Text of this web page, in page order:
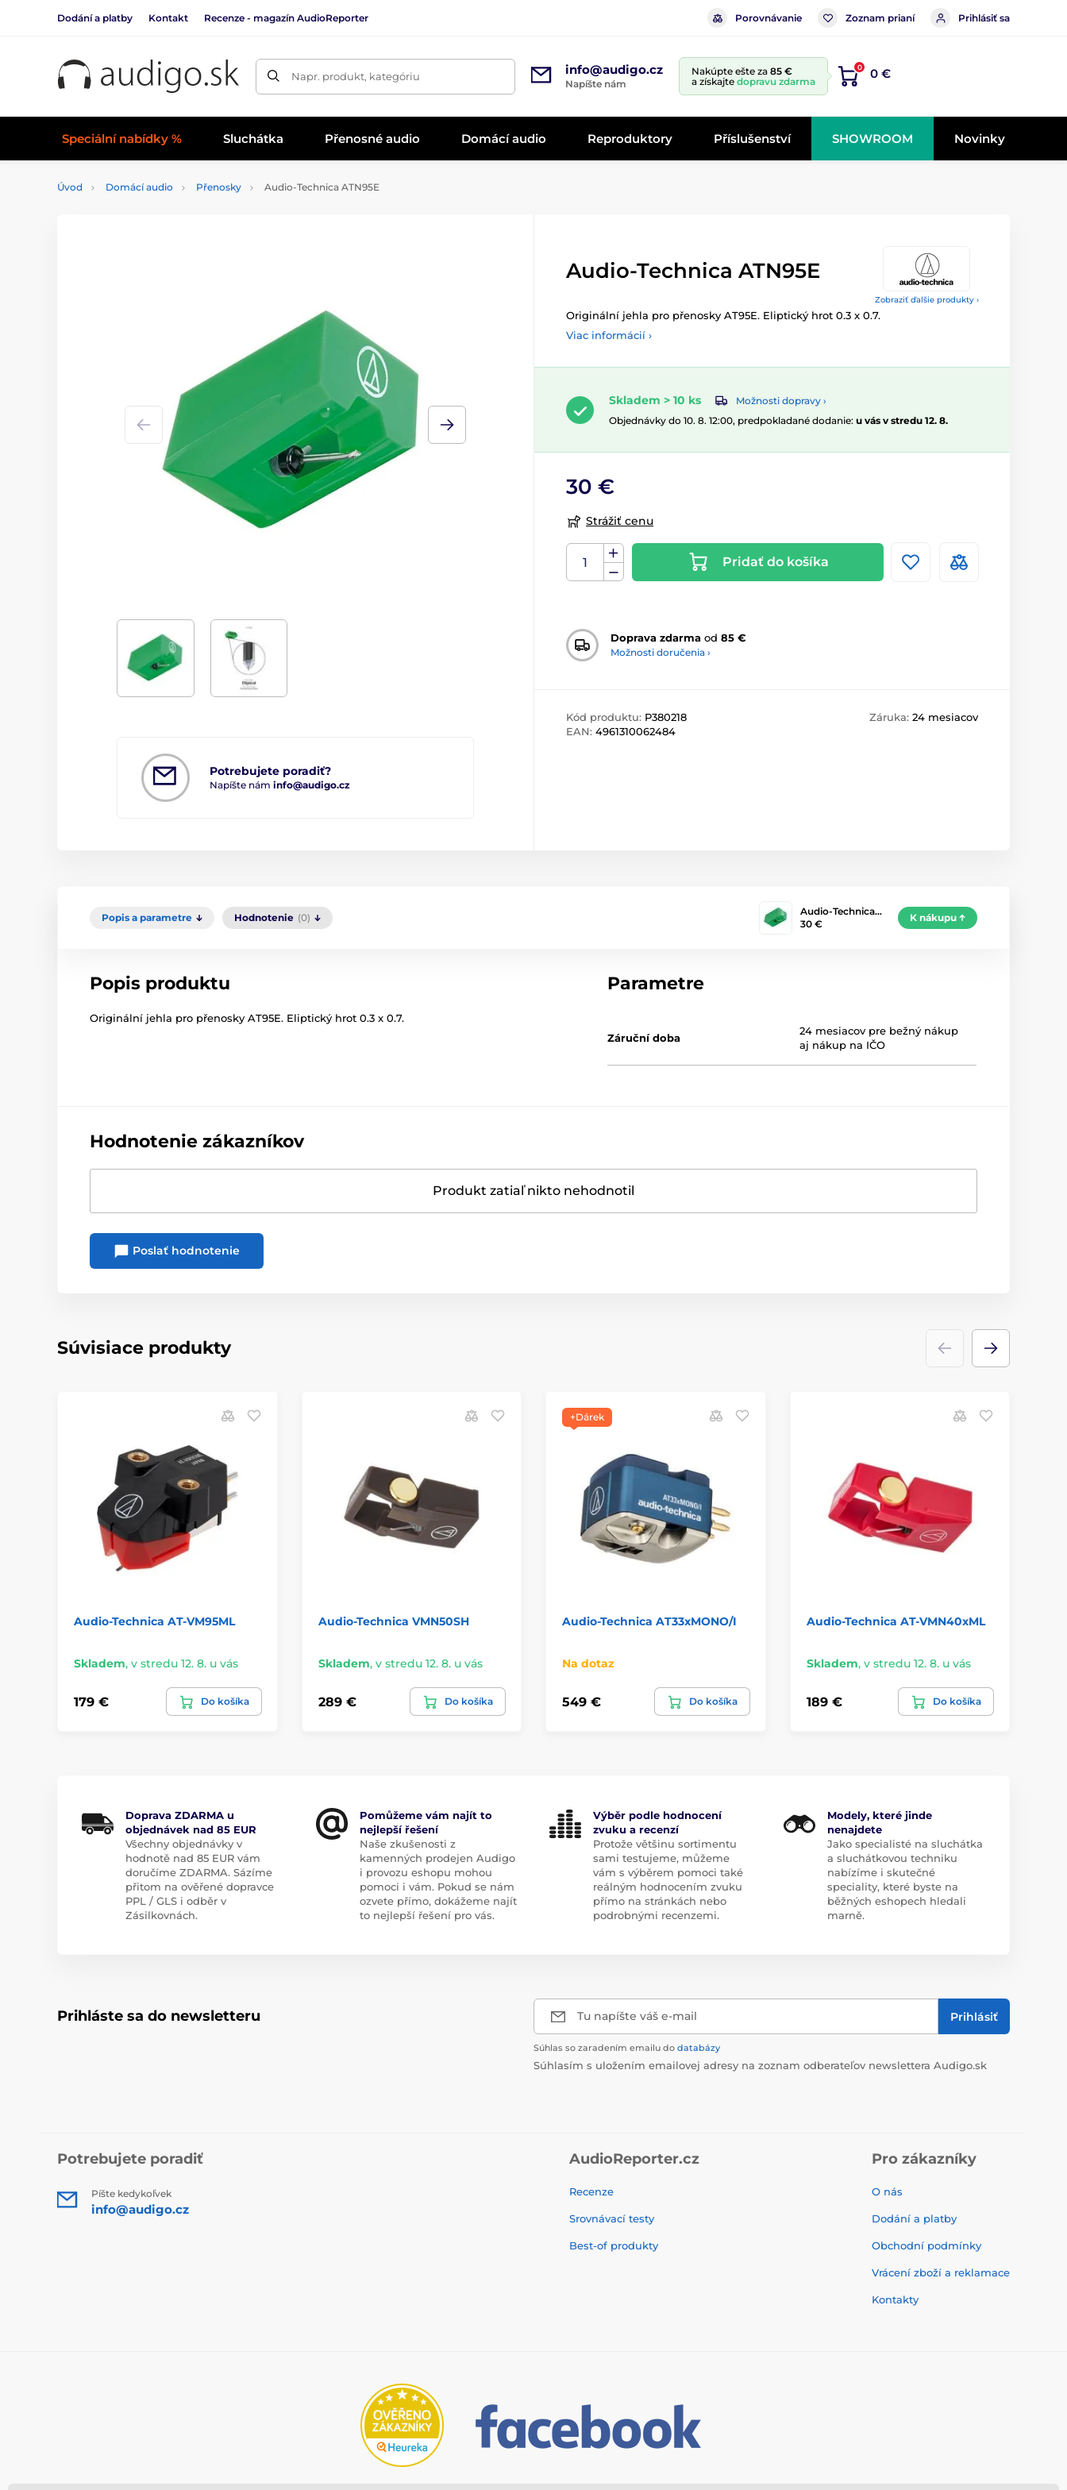
Dodání a platby Kontakt Recenze - magazín AudioReporter Porovnávanie Zoznam prianí Prihlásiť sa
Napr. produkt, kategóriu info@audigo.cz
Napíšte nám
Nakúpte ešte za 85 €
a získajte dopravu zdarma
0 0 €
Speciální nabídky % Sluchátka Přenosné audio Domácí audio Reproduktory Příslušenství SHOWROOM Novinky
Úvod Domácí audio Přenosky Audio-Technica ATN95E
Zobraziť ďalšie produkty ›
Potrebujete poradiť?
Napíšte nám info@audigo.cz
Audio-Technica ATN95E
Originální jehla pro přenosky AT95E. Eliptický hrot 0.3 x 0.7.
Viac informácií ›
Skladem > 10 ks
Možnosti dopravy ›
Objednávky do 10. 8. 12:00, predpokladané dodanie: u vás v stredu 12. 8.
30 €
Strážiť cenu
Pridať do košíka
Doprava zdarma od 85 €
Možnosti doručenia ›
Kód produktu: P380218
EAN: 4961310062484
Záruka: 24 mesiacov
Popis a parametre Hodnotenie (0)
Audio-Technica…
30 €
K nákupu
Popis produktu
Originální jehla pro přenosky AT95E. Eliptický hrot 0.3 x 0.7.
Parametre
Záruční doba
24 mesiacov pre bežný nákup
aj nákup na IČO
Hodnotenie zákazníkov
Produkt zatiaľ nikto nehodnotil
Poslať hodnotenie
Súvisiace produkty
Audio-Technica AT-VM95ML
Skladem, v stredu 12. 8. u vás
179 € Do košíka
Audio-Technica VMN50SH
Skladem, v stredu 12. 8. u vás
289 € Do košíka
+Dárek
Audio-Technica AT33xMONO/I
Na dotaz
549 € Do košíka
Audio-Technica AT-VMN40xML
Skladem, v stredu 12. 8. u vás
189 € Do košíka
Doprava ZDARMA u
objednávek nad 85 EUR
Všechny objednávky v
hodnotě nad 85 EUR vám
doručíme ZDARMA. Sázíme
přitom na ověřené dopravce
PPL / GLS i odběr v
Zásilkovnách.
Pomůžeme vám najít to
nejlepší řešení
Naše zkušenosti z
kamenných prodejen Audigo
i provozu eshopu mohou
pomoci i vám. Pokud se nám
ozvete přímo, dokážeme najít
to nejlepší řešení pro vás.
Výběr podle hodnocení
zvuku a recenzí
Protože většinu sortimentu
sami testujeme, můžeme
vám s výběrem pomoci také
reálným hodnocením zvuku
přímo na stránkách nebo
podrobnými recenzemi.
Modely, které jinde
nenajdete
Jako specialisté na sluchátka
a sluchátkovou techniku
nabízíme i skutečné
speciality, které byste na
běžných eshopech hledali
marně.
Prihláste sa do newsletteru Tu napíšte váš e-mail Prihlásiť
Súhlas so zaradením emailu do databázy
Súhlasím s uložením emailovej adresy na zoznam odberateľov newslettera Audigo.sk
Potrebujete poradiť
Píšte kedykoľvek
info@audigo.cz
AudioReporter.cz
Recenze
Srovnávací testy
Best-of produkty
Pro zákazníky
O nás
Dodání a platby
Obchodní podmínky
Vrácení zboží a reklamace
Kontakty